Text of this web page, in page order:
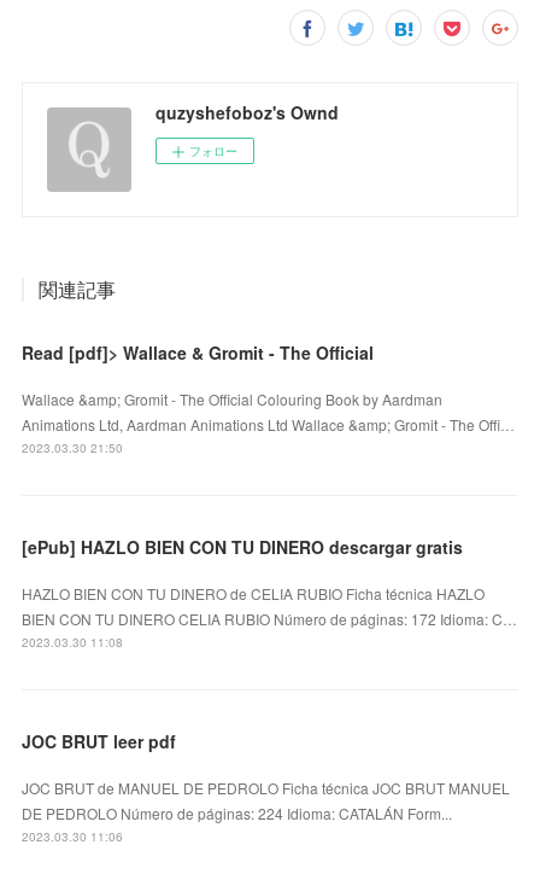
quzyshefoboz's Ownd
フォロー
関連記事
Read [pdf]> Wallace & Gromit - The Official
Wallace &amp; Gromit - The Official Colouring Book by Aardman
Animations Ltd, Aardman Animations Ltd Wallace &amp; Gromit - The Offi…
2023.03.30 21:50
[ePub] HAZLO BIEN CON TU DINERO descargar gratis
HAZLO BIEN CON TU DINERO de CELIA RUBIO Ficha técnica HAZLO
BIEN CON TU DINERO CELIA RUBIO Número de páginas: 172 Idioma: C…
2023.03.30 11:08
JOC BRUT leer pdf
JOC BRUT de MANUEL DE PEDROLO Ficha técnica JOC BRUT MANUEL
DE PEDROLO Número de páginas: 224 Idioma: CATALÁN Form...
2023.03.30 11:06